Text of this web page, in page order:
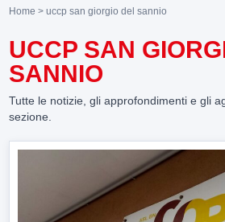
Home > uccp san giorgio del sannio
UCCP SAN
SANNIO
Tutte le notizie, gli approfondimenti e gli
sezione.